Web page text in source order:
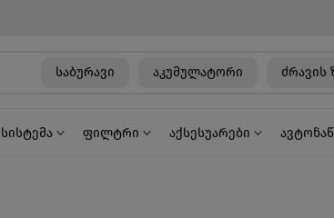
საბურავი აკუმულატორი ძრავის
ფილტრი აქსესუარები